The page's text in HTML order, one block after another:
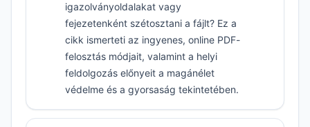
igazolványoldalakat vagy
fejezetenként szétosztani a fájlt? Ez a
cikk ismerteti az ingyenes, online PDF-
felosztás módjait, valamint a helyi
feldolgozás előnyeit a magánélet
védelme és a gyorsaság tekintetében.